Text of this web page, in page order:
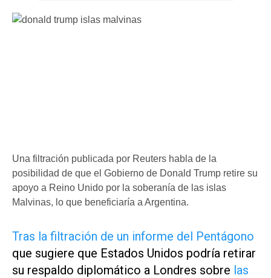
Una filtración publicada por Reuters habla de la
posibilidad de que el Gobierno de Donald Trump retire su
apoyo a Reino Unido por la soberanía de las islas
Malvinas, lo que beneficiaría a Argentina.
Tras la filtración de un informe del Pentágono
que sugiere que Estados Unidos podría retirar
su respaldo diplomático a Londres sobre las